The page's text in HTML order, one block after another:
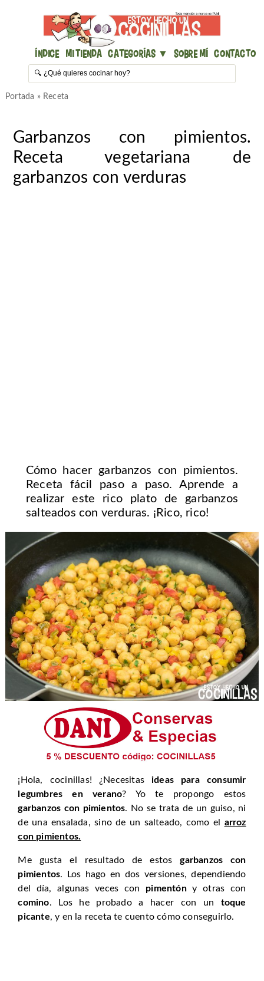
Índice Mi Tienda Categorías ▼ Sobre mí Contacto
Portada » Receta
Garbanzos con pimientos.
Receta vegetariana de
garbanzos con verduras
Cómo hacer garbanzos con pimientos.
Receta fácil paso a paso. Aprende a
realizar este rico plato de garbanzos
salteados con verduras. ¡Rico, rico!
¡Hola, cocinillas! ¿Necesitasideas para consumir
legumbres en verano? Yo te propongo estos
garbanzos con pimientos. No se trata de un guiso, ni
de una ensalada, sino de un salteado, como el arroz
con pimientos.
Me gusta el resultado de estosgarbanzos con
pimientos. Los hago en dos versiones, dependiendo
del día, algunas veces con pimentóny otras con
comino. Los he probado a hacer con un toque
picante, y en la receta te cuento cómo conseguirlo.